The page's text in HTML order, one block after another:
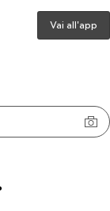
Vai all'app